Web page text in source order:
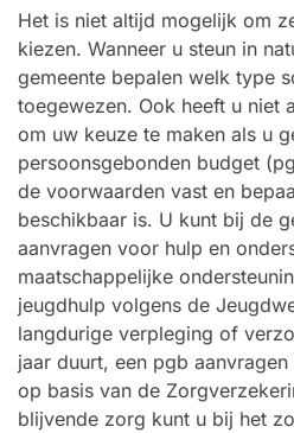
Het is niet altijd mogelijk om
kiezen. Wanneer u steun in
gemeente bepalen welk type
toegewezen. Ook heeft u niet
om uw keuze te maken als u
persoonsgebonden budget
de voorwaarden vast en
beschikbaar is. U kunt bij de
aanvragen voor hulp en
maatschappelijke
jeugdhulp volgens de
langdurige verpleging of
jaar duurt, een pgb
op basis van de
blijvende zorg kunt u bij het